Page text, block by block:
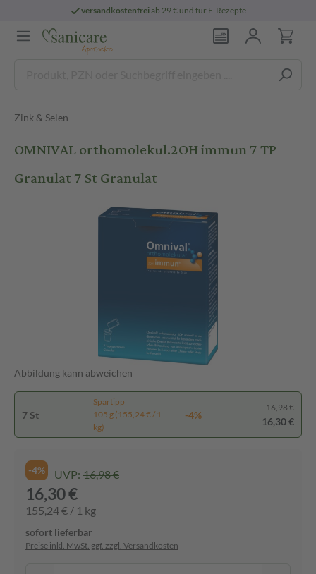
versandkostenfreiab 29 € und für E-Rezepte
Zink & Selen
OMNIVAL orthomolekul.2OH immun 7 TP
Granulat 7 St Granulat
Abbildung kann abweichen
7 St
Spartipp
105 g (155,24 € / 1
kg)
-4%
16,98 €
16,30 €
-4% UVP: 16,98 €
16,30 €
155,24 € / 1 kg
sofort lieferbar
Preise inkl. MwSt. ggf. zzgl. Versandkosten